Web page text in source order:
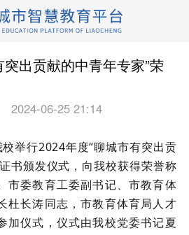
出贡献的中青年专家”荣
2024-06-25 21:14
举行2024年度“聊城市有突出贡
书颁发仪式，向我校获得荣誉称
市委教育工委副书记、市教育体
杜长涛同志，市教育体育局人才
加仪式，仪式由我校党委书记夏